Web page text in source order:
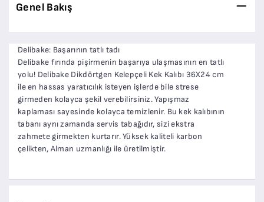
Genel Bakış
Delibake: Başarının tatlı tadı
Delibake fırında pişirmenin başarıya ulaşmasının en tatlı
yolu! Delibake Dikdörtgen Kelepçeli Kek Kalıbı 36X24 cm
ile en hassas yaratıcılık isteyen işlerde bile strese
girmeden kolayca şekil verebilirsiniz. Yapışmaz
kaplaması sayesinde kolayca temizlenir. Bu kek kalıbının
tabanı aynı zamanda servis tabağıdır, sizi ekstra
zahmete girmekten kurtarır. Yüksek kaliteli karbon
çelikten, Alman uzmanlığı ile üretilmiştir.